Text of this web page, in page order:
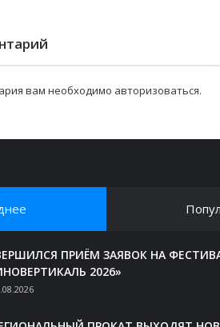
вам необходимо авторизоваться.
ПРИЁМ ЗАЯВОК НА
2026»